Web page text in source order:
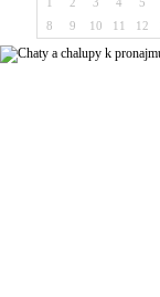
8
9 10 11 12